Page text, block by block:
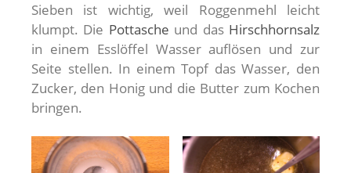
Sieben ist wichtig, weil Roggenmehl leicht
klumpt. Die Pottasche und das Hirschhornsalz
in einem Esslöffel Wasser auflösen und zur
Seite stellen. In einem Topf das Wasser, den
Zucker, den Honig und die Butter zum Kochen
bringen.